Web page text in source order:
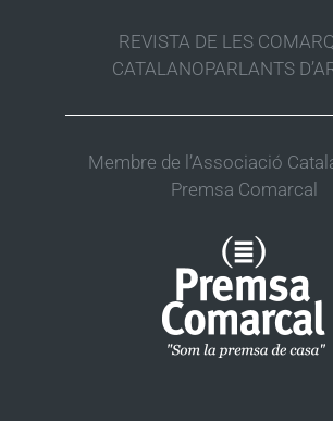
REVISTA DE LES
CATALANOPARLANTS
Membre de l’Associació
Premsa Comarcal